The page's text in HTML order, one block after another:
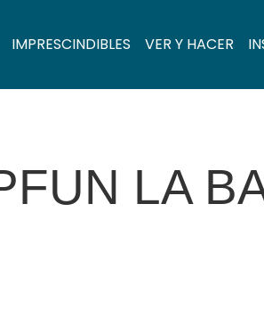
IMPRESCINDIBLES VER Y HACER
LA